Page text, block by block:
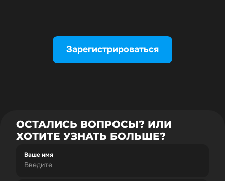
Зарегистрироваться
ОСТАЛИСЬ ВОПРОСЫ? ИЛИ
ХОТИТЕ УЗНАТЬ БОЛЬШЕ?
Ваше имя